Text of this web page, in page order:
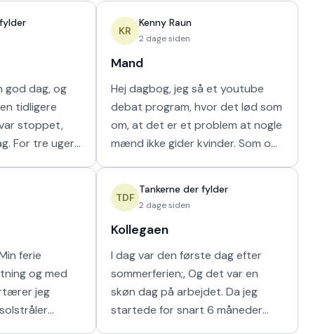
god dag, og
tidligere
stoppet,
ferie
og med
jeg
KR
Kenny Raun
2 dage siden
Mand
Hej dagbog, jeg så et youtube
debat program, hvor det lød som
om, at det er et problem at nogle
mænd ikke gider kvinder. Som om
vende den
TDF
Tankerne der fylder
2 dage siden
Kollegaen
I dag var den første dag efter
sommerferien;, Og det var en
skøn dag på arbejdet. Da jeg
startede for snart 6 måneder